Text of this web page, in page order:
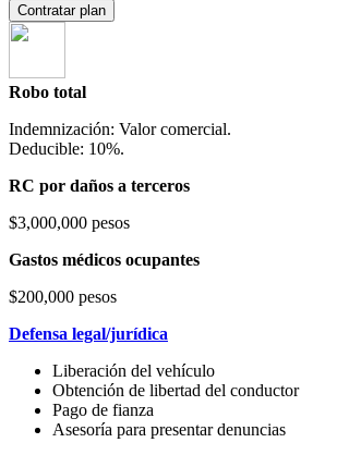
Contratar plan
Robo total
Indemnización: Valor comercial.
Deducible: 10%.
RC por daños a terceros
$3,000,000 pesos
Gastos médicos ocupantes
$200,000 pesos
Defensa legal/jurídica
Liberación del vehículo
Obtención de libertad del conductor
Pago de fianza
Asesoría para presentar denuncias